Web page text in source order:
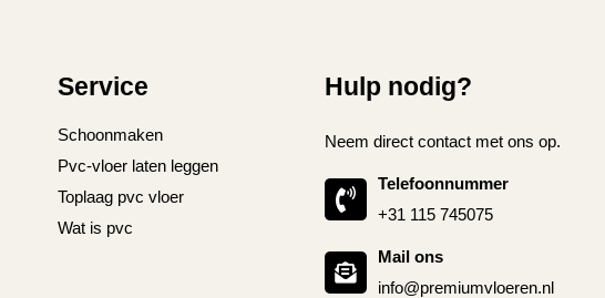
Service
Schoonmaken
Pvc-vloer laten leggen
Toplaag pvc vloer
Wat is pvc
Hulp nodig?
Neem direct contact met ons op.
Telefoonnummer
+31 115 745075
Mail ons
info@premiumvloeren.nl